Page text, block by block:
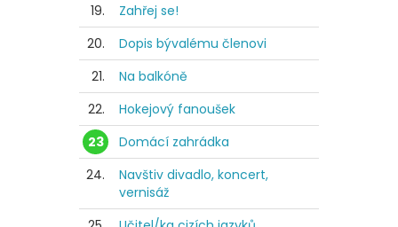
19.
Zahřej se!
20.
Dopis bývalému členovi
21.
Na balkóně
22.
Hokejový fanoušek
23
Domácí zahrádka
24.
Navštiv divadlo, koncert,
vernisáž